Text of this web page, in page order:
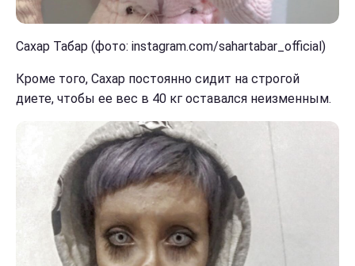
Сахар Табар (фото: instagram.com/sahartabar_official)
Кроме того, Сахар постоянно сидит на строгой
диете, чтобы ее вес в 40 кг оставался неизменным.